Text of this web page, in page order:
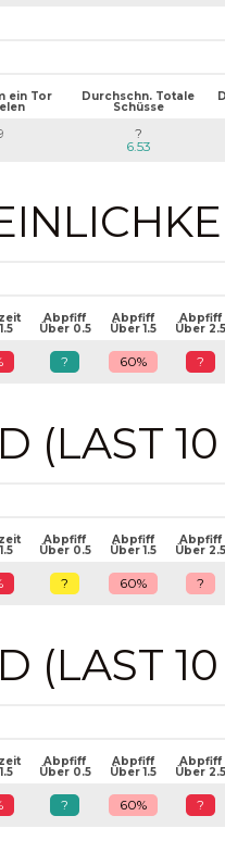
ein Tor Durchschn. Totale
Schüsse
?
6.53
Abpfiff
Über 0.5
Abpfiff
Über 1.5
Abpfiff
Über 2.5
? 60% ?
(LAST
Abpfiff
Über 0.5
Abpfiff
Über 1.5
Abpfiff
Über 2.5
? 60% ?
(LAST
Abpfiff
Über 0.5
Abpfiff
Über 1.5
Abpfiff
Über 2.5
? 60% ?